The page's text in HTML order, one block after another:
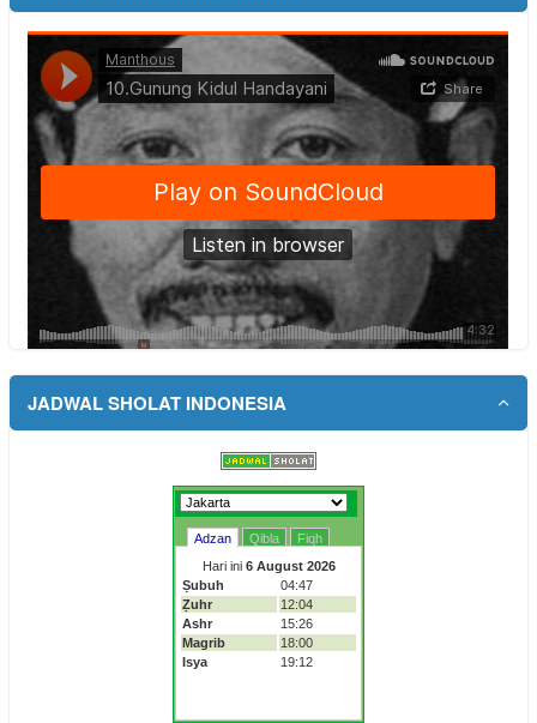
JADWAL SHOLAT INDONESIA